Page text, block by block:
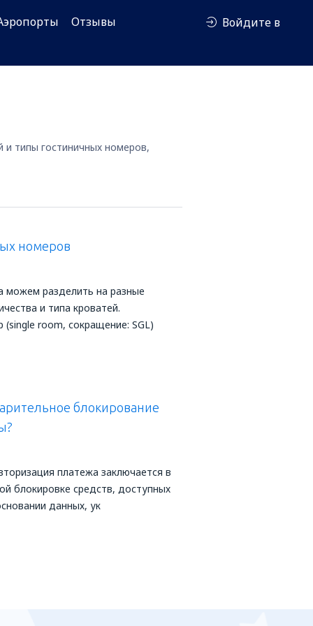
Отзывы Войдите в
и типы гостиничных номеров,
номеров
можем разделить на разные
и типа кроватей.
room, сокращение: SGL)
блокирование
платежа заключается в
блокировке средств, доступных
данных, ук